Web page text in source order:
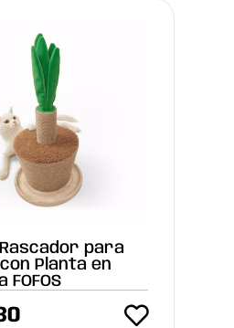
para
Planta en
FOFOS